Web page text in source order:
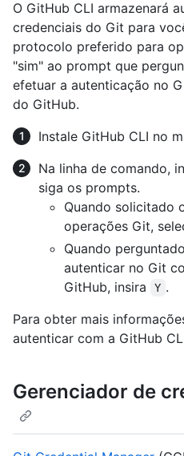
O GitHub CLI armazenará
credenciais do Git para
protocolo preferido para
"sim" ao prompt que
efetuar a autenticação no
do GitHub.
Instale GitHub CLI no
Na linha de comando,
siga os prompts.
Quando solicitado
operações Git,
Quando
autenticar no Git
GitHub, insira
Y .
Para obter mais
autenticar com a GitHub
Gerenciador de